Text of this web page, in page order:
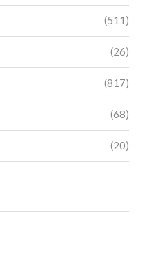
(511)
(26)
(817)
(68)
(20)